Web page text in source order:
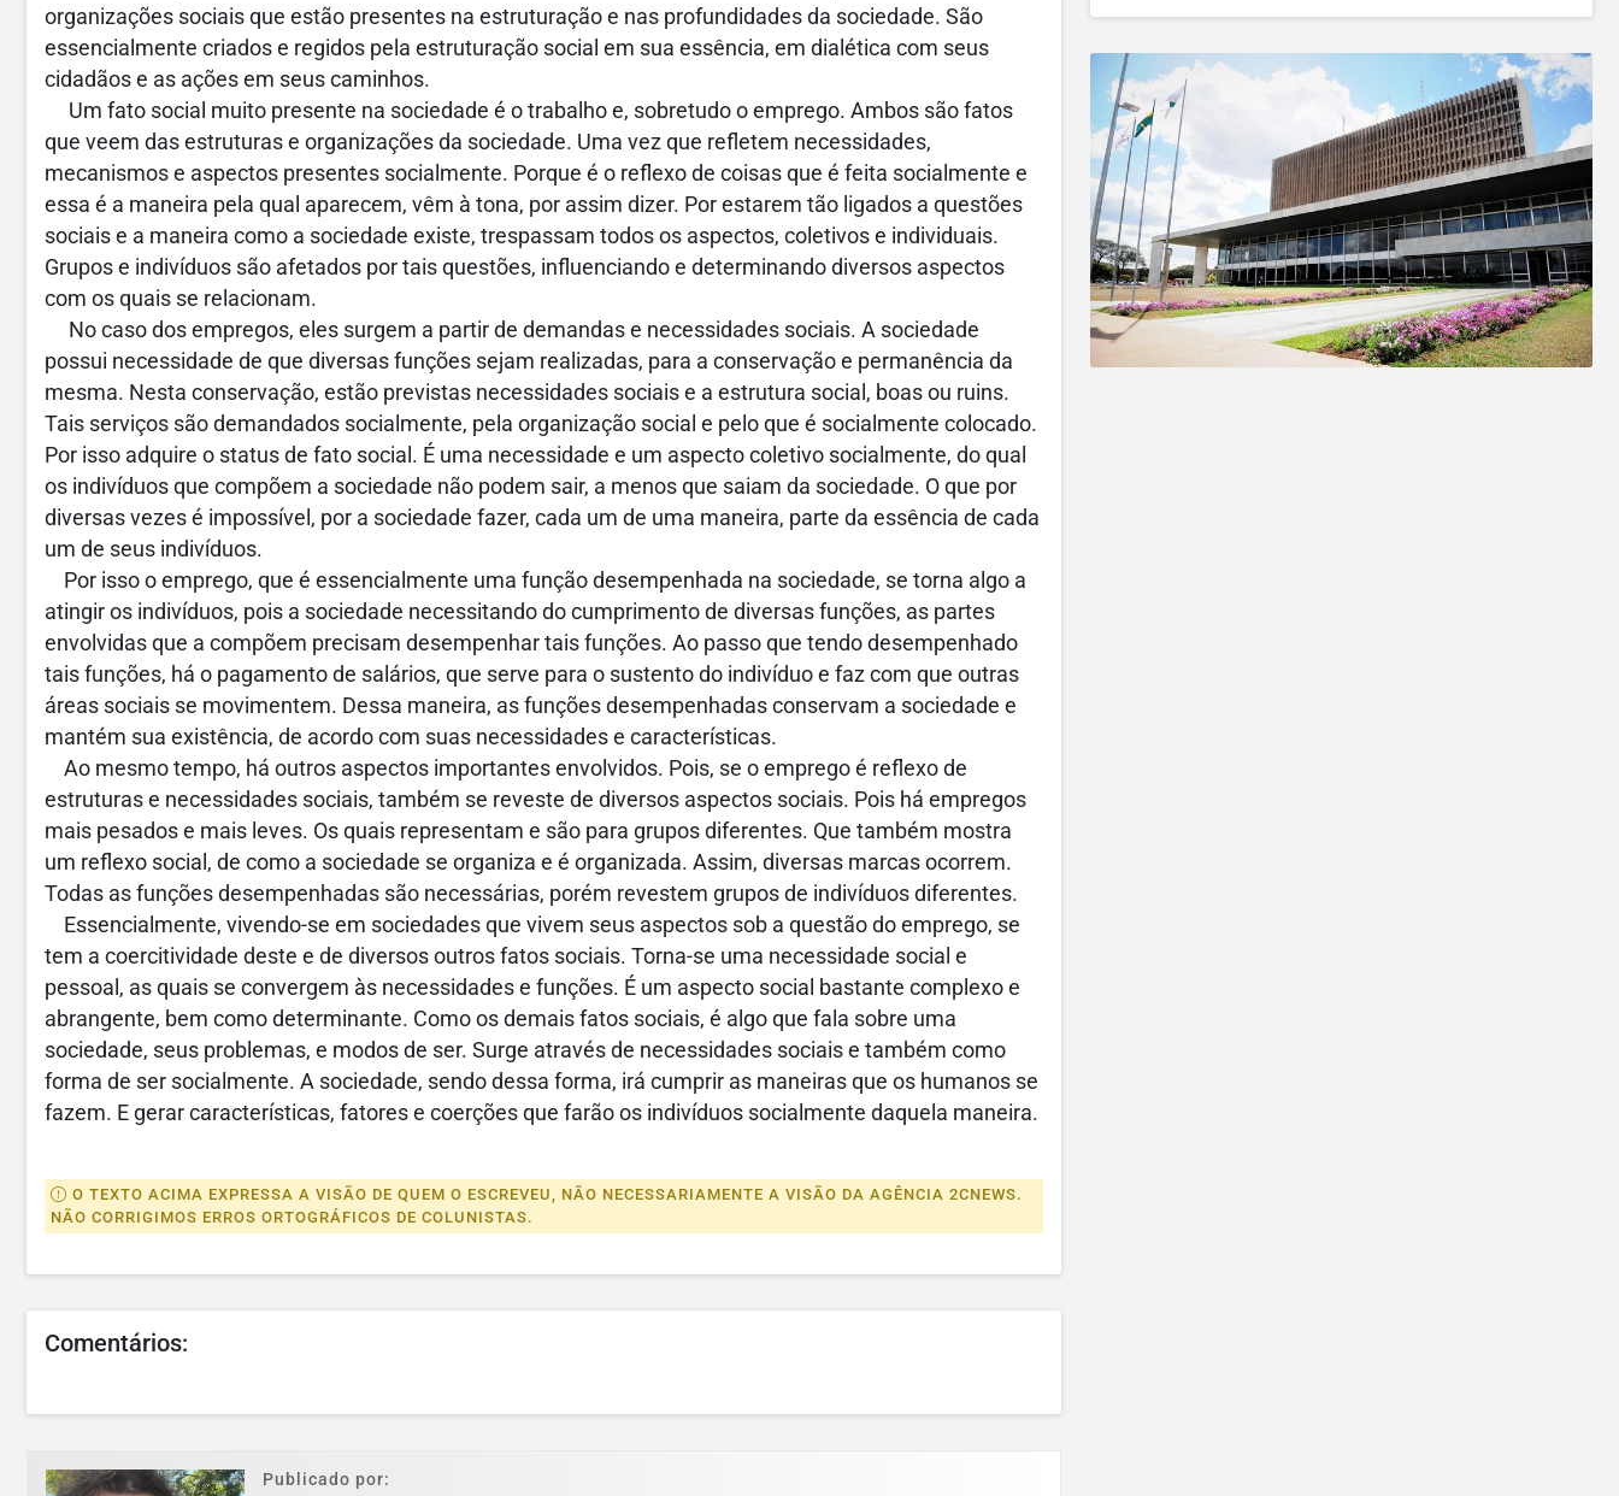
organizações sociais que estão presentes na estruturação e nas profundidades da sociedade. São
essencialmente criados e regidos pela estruturação social em sua essência, em dialética com seus
cidadãos e as ações em seus caminhos.
Um fato social muito presente na sociedade é o trabalho e, sobretudo o emprego. Ambos são fatos
que veem das estruturas e organizações da sociedade. Uma vez que refletem necessidades,
mecanismos e aspectos presentes socialmente. Porque é o reflexo de coisas que é feita socialmente e
essa é a maneira pela qual aparecem, vêm à tona, por assim dizer. Por estarem tão ligados a questões
sociais e a maneira como a sociedade existe, trespassam todos os aspectos, coletivos e individuais.
Grupos e indivíduos são afetados por tais questões, influenciando e determinando diversos aspectos
com os quais se relacionam.
No caso dos empregos, eles surgem a partir de demandas e necessidades sociais. A sociedade
possui necessidade de que diversas funções sejam realizadas, para a conservação e permanência da
mesma. Nesta conservação, estão previstas necessidades sociais e a estrutura social, boas ou ruins.
Tais serviços são demandados socialmente, pela organização social e pelo que é socialmente colocado.
Por isso adquire o status de fato social. É uma necessidade e um aspecto coletivo socialmente, do qual
os indivíduos que compõem a sociedade não podem sair, a menos que saiam da sociedade. O que por
diversas vezes é impossível, por a sociedade fazer, cada um de uma maneira, parte da essência de cada
um de seus indivíduos.
Por isso o emprego, que é essencialmente uma função desempenhada na sociedade, se torna algo a
atingir os indivíduos, pois a sociedade necessitando do cumprimento de diversas funções, as partes
envolvidas que a compõem precisam desempenhar tais funções. Ao passo que tendo desempenhado
tais funções, há o pagamento de salários, que serve para o sustento do indivíduo e faz com que outras
áreas sociais se movimentem. Dessa maneira, as funções desempenhadas conservam a sociedade e
mantém sua existência, de acordo com suas necessidades e características.
Ao mesmo tempo, há outros aspectos importantes envolvidos. Pois, se o emprego é reflexo de
estruturas e necessidades sociais, também se reveste de diversos aspectos sociais. Pois há empregos
mais pesados e mais leves. Os quais representam e são para grupos diferentes. Que também mostra
um reflexo social, de como a sociedade se organiza e é organizada. Assim, diversas marcas ocorrem.
Todas as funções desempenhadas são necessárias, porém revestem grupos de indivíduos diferentes.
Essencialmente, vivendo-se em sociedades que vivem seus aspectos sob a questão do emprego, se
tem a coercitividade deste e de diversos outros fatos sociais. Torna-se uma necessidade social e
pessoal, as quais se convergem às necessidades e funções. É um aspecto social bastante complexo e
abrangente, bem como determinante. Como os demais fatos sociais, é algo que fala sobre uma
sociedade, seus problemas, e modos de ser. Surge através de necessidades sociais e também como
forma de ser socialmente. A sociedade, sendo dessa forma, irá cumprir as maneiras que os humanos se
fazem. E gerar características, fatores e coerções que farão os indivíduos socialmente daquela maneira.
O TEXTO ACIMA EXPRESSA A VISÃO DE QUEM O ESCREVEU, NÃO NECESSARIAMENTE A VISÃO DA AGÊNCIA 2CNEWS.
NÃO CORRIGIMOS ERROS ORTOGRÁFICOS DE COLUNISTAS.
Comentários:
Publicado por: